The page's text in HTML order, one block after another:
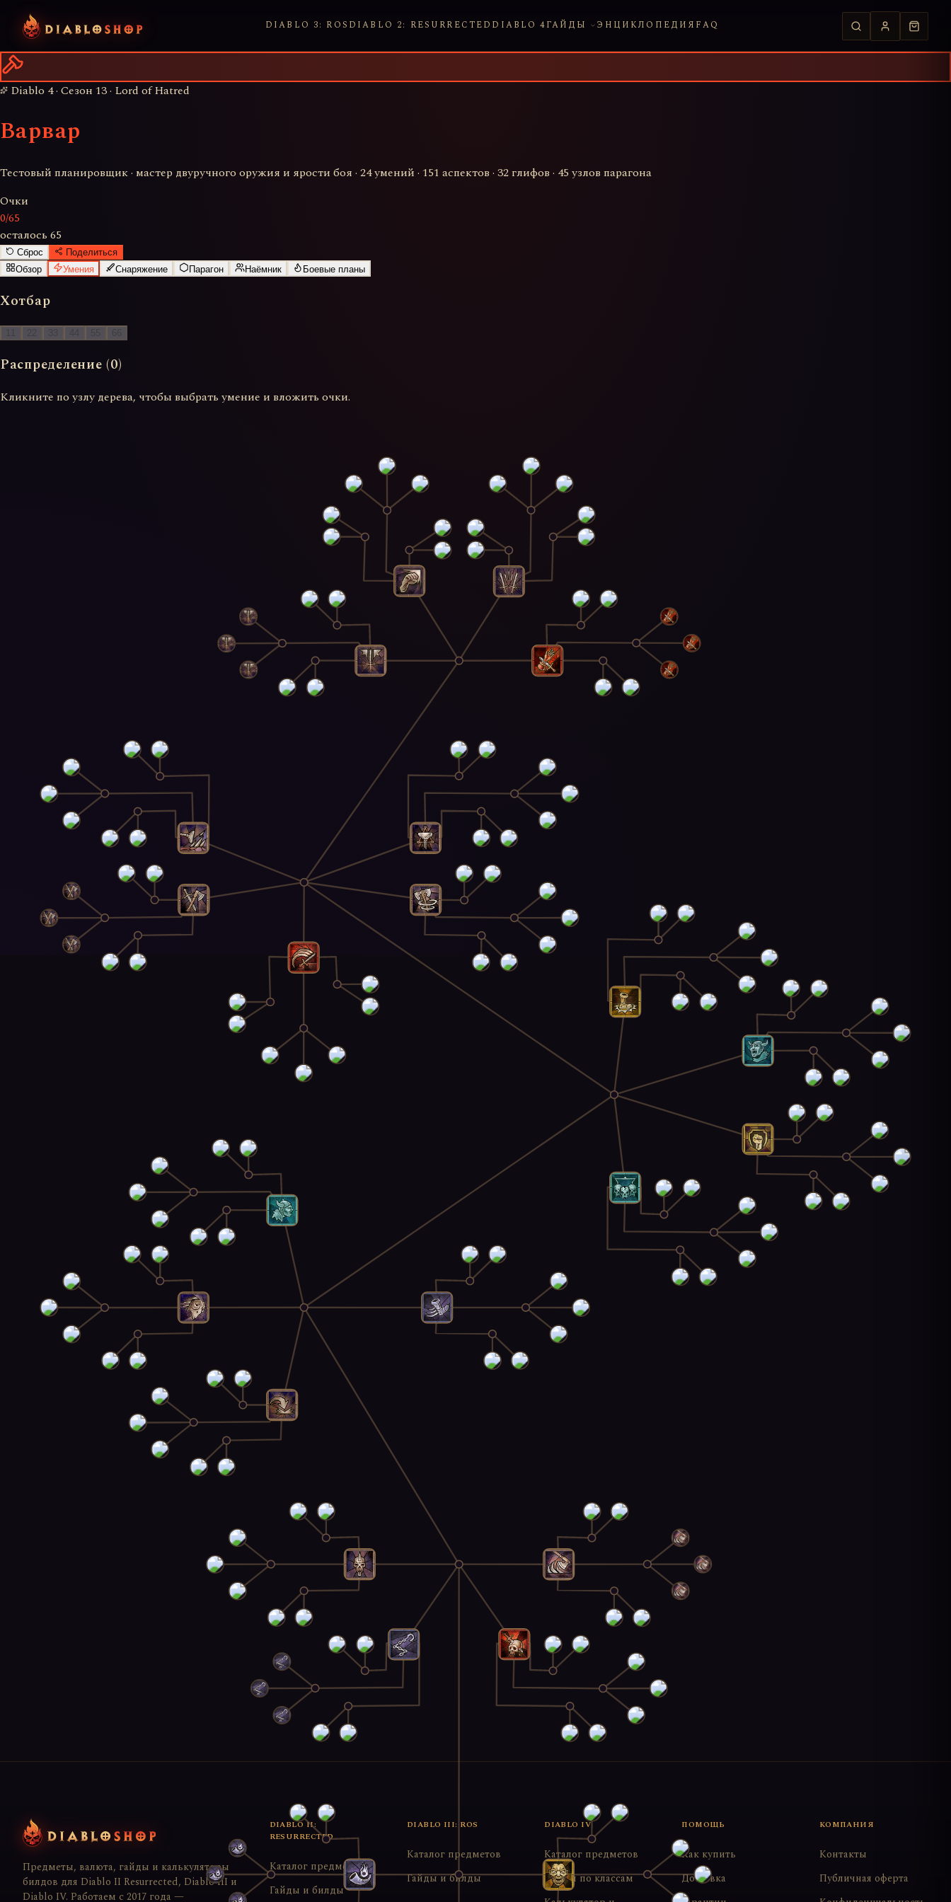
DIABLO 3: ROS DIABLO 2: RESURRECTED DIABLO 4ГАЙДЫ ЭНЦИКЛОПЕДИЯ FAQ
Diablo 4 · Сезон 13 · Lord of Hatred
Варвар
Тестовый планировщик · мастер двуручного оружия и ярости боя · 24умений · 151 аспектов · 32глифов · 45 узлов парагона
Очки
0/65
осталось 65
Сброс
Поделиться
Обзор
Умения Снаряжение Парагон Наёмник Боевые планы
Хотбар
Распределение (0)
Кликните по узлу дерева, чтобы выбрать умение и вложить очки.
Предметы, валюта, гайды и калькуляторы
билдов для Diablo II Resurrected, Diablo III и
Diablo IV. Работаем с 2017 года —
DIABLO II:
RESURRECTED
Каталог предметов
Гайды и билды
DIABLO III: ROS
Каталог предметов
Гайды и билды
DIABLO IV
Каталог предметов
Билды по классам
ПОМОЩЬ
Как купить
Доставка
КОМПАНИЯ
Контакты
Публичная оферта